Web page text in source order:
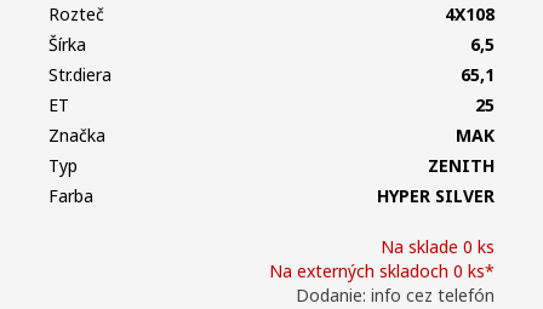
Na sklade 0 ks
Na externých skladoch 0 ks*
Dodanie: info cez telefón
Rozteč
4X108
Šírka
6,5
Str.diera
65,1
ET
25
Značka
MAK
Typ
ZENITH
Farba
HYPER SILVER